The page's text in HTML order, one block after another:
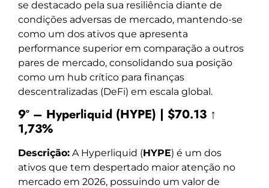
se destacado pela sua resiliência diante de
condições adversas de mercado, mantendo-se
como um dos ativos que apresenta
performance superior em comparação a outros
pares de mercado, consolidando sua posição
como um hub crítico para finanças
descentralizadas (DeFi) em escala global.
9º – Hyperliquid (HYPE) | $70.13 ↑
1,73%
Descrição: A Hyperliquid (HYPE) é um dos
ativos que tem despertado maior atenção no
mercado em 2026, possuindo um valor de